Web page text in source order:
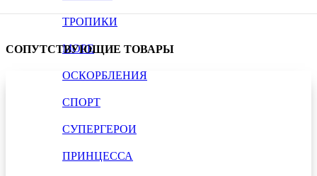
ТРОПИКИ
МОРЕ
ОСКОРБЛЕНИЯ
СПОРТ
СУПЕРГЕРОИ
ПРИНЦЕССА
СОПУТСТВУЮЩИЕ ТОВАРЫ